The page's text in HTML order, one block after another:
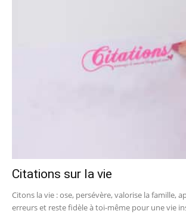
Citations sur la vie
Citons la vie : ose, persévère, valorise la famille,
erreurs et reste fidèle à toi-même pour une vie